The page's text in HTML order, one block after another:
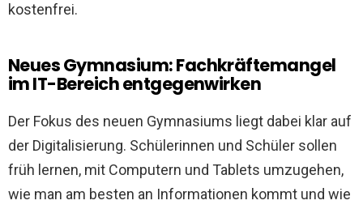
kostenfrei.
Neues Gymnasium: Fachkräftemangel
im IT-Bereich entgegenwirken
Der Fokus des neuen Gymnasiums liegt dabei klar auf
der Digitalisierung. Schülerinnen und Schüler sollen
früh lernen, mit Computern und Tablets umzugehen,
wie man am besten an Informationen kommt und wie